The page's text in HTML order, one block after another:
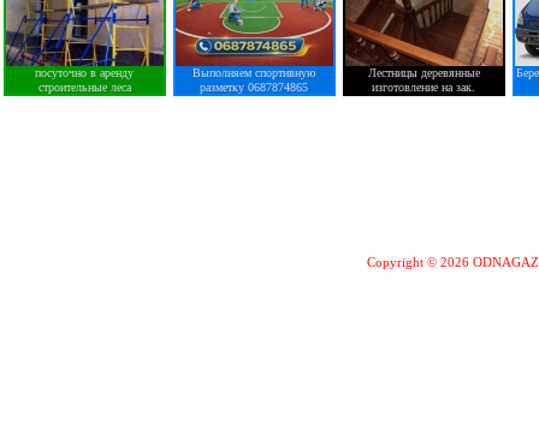
посуточно в аренду
строительные леса
Выполняем спортивную
разметку 0687874865
Лестницы деревянные
изготовление на зак.
Copyright © 2026